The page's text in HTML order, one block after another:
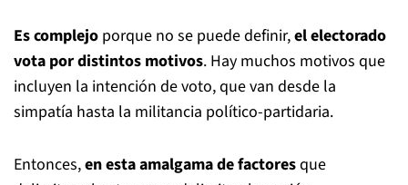
Es complejo porque no se puede definir,el electorado
vota por distintos motivos. Hay muchos motivos que
incluyen la intención de voto, que van desde la
simpatía hasta la militancia político-partidaria.
Entonces,en esta amalgama de factoresque